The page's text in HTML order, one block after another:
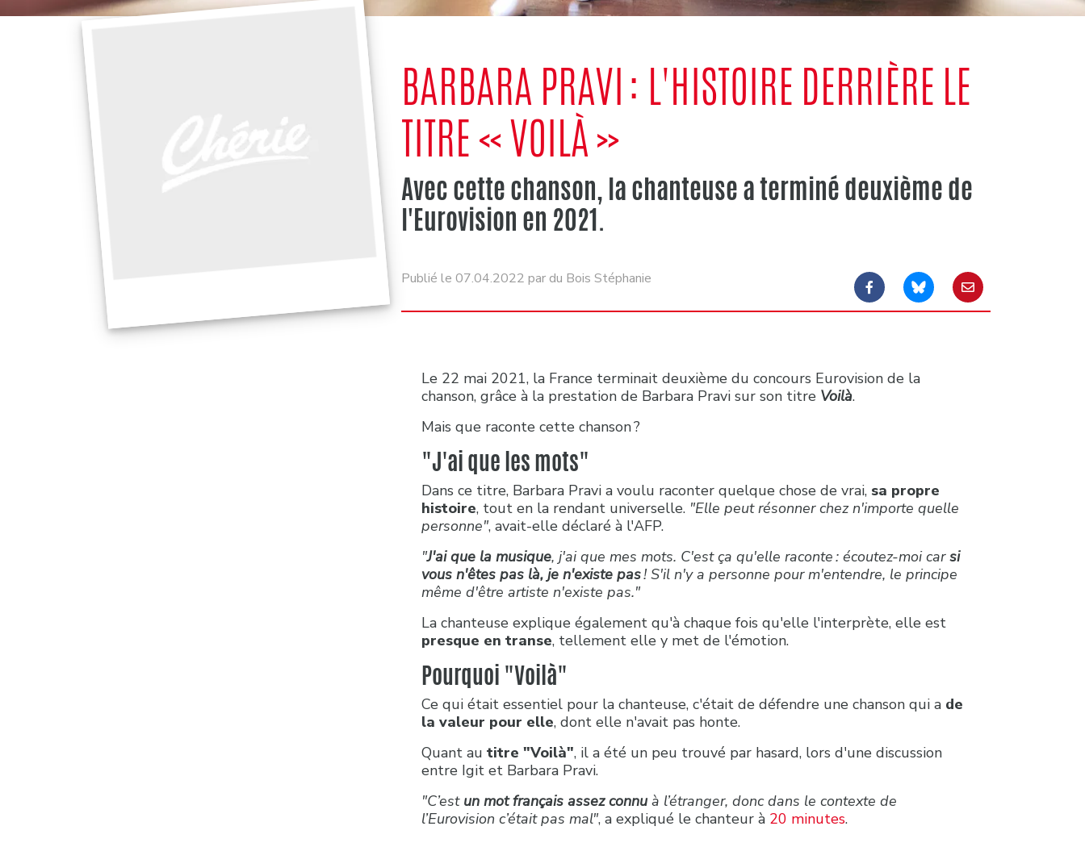
BARBARA PRAVI : L'HISTOIRE DERRIÈRE LE
TITRE « VOILÀ »
Avec cette chanson, la chanteuse a terminé deuxième de
l'Eurovision en 2021.
Publié le 07.04.2022 par du Bois Stéphanie
Le 22 mai 2021, la France terminait deuxième du concours Eurovision de la
chanson, grâce à la prestation de Barbara Pravi sur son titre Voilà.
Mais que raconte cette chanson ?
"J'ai que les mots"
Dans ce titre, Barbara Pravi a voulu raconter quelque chose de vrai, sa propre
histoire, tout en la rendant universelle. "Elle peut résonner chez n'importe quelle
personne", avait-elle déclaré à l'AFP.
"J'ai que la musique, j'ai que mes mots. C'est ça qu'elle raconte : écoutez-moi carsi
vous n'êtes pas là, je n'existe pas! S'il n'y a personne pour m'entendre, le principe
même d'être artiste n'existe pas."
La chanteuse explique également qu'à chaque fois qu'elle l'interprète, elle est
presque en transe, tellement elle y met de l'émotion.
Pourquoi "Voilà"
Ce qui était essentiel pour la chanteuse, c'était de défendre une chanson qui a de
la valeur pour elle, dont elle n'avait pas honte.
Quant au titre "Voilà", il a été un peu trouvé par hasard, lors d'une discussion
entre Igit et Barbara Pravi.
"C’est un mot français assez connuà l’étranger, donc dans le contexte de
l’Eurovision c’était pas mal", a expliqué le chanteur à 20 minutes.